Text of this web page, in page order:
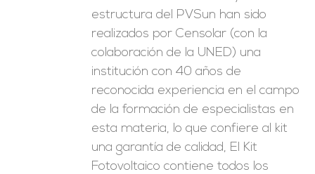
estructura del PVSun han sido
realizados por Censolar (con la
colaboración de la UNED) una
institución con 40 años de
reconocida experiencia en el campo
de la formación de especialistas en
esta materia, lo que confiere al kit
una garantía de calidad, El Kit
Fotovoltaico contiene todos los